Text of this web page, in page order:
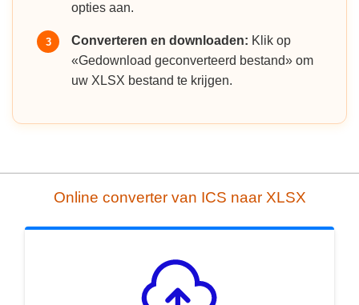
opties aan.
3 Converteren en downloaden: Klik op
«Gedownload geconverteerd bestand» om
uw XLSX bestand te krijgen.
Online converter van ICS naar XLSX